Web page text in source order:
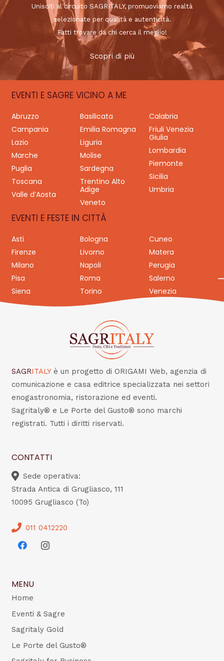
Unisciti al circuito SAGRITALY, promuoviamo realtà
selezionate per qualità e autenticità.
Fatti trovare da chi cerca il meglio!
Scopri di più
EVENTI E SAGRE VICINO A ME
Abruzzo Basilicata
Calabria
Campania
Emilia Romagna
Friuli Venezia
Giulia
Lazio
Liguria
Lombardia
Marche
Molise
Piemonte
Puglia
Sardegna
Sicilia
Toscana
Trentino Alto
Adige
Umbria
Valle d’Aosta
Veneto
EVENTI E FESTE IN CITTÀ
Asti Bologna
Cuneo
Firenze
Livorno
Matera
Milano
Napoli
Perugia
Pisa
Roma
Salerno
Siena
Torino Venezia
SAGRITALY è un progetto di ORIGAMI Web, agenzia di
comunicazione e casa editrice specializzata nei settori
enogastronomia, ristorazione ed eventi.
Sagritaly® e Le Porte del Gusto® sono marchi
registrati. Tutti i diritti riservati.
CONTATTI
Sede operativa:
Strada Antica di Grugliasco, 111
10095 Grugliasco (To)
011 0412220
MENU
Home
Eventi & Sagre
Sagritaly Gold
Le Porte del Gusto®